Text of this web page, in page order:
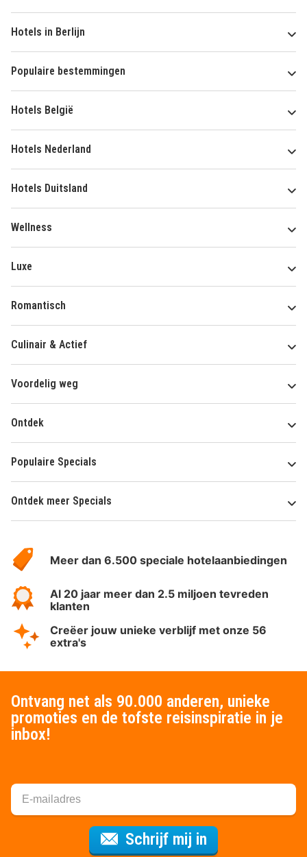
Hotels in Berlijn
Populaire bestemmingen
Hotels België
Hotels Nederland
Hotels Duitsland
Wellness
Luxe
Romantisch
Culinair & Actief
Voordelig weg
Ontdek
Populaire Specials
Ontdek meer Specials
HotelSpecials
Meer dan 6.500 speciale hotelaanbiedingen
Al 20 jaar meer dan 2.5 miljoen tevreden
klanten
Creëer jouw unieke verblijf met onze 56
extra's
Ontvang net als 90.000 anderen, unieke
promoties en de tofste reisinspiratie in je
inbox!
Schrijf mij in